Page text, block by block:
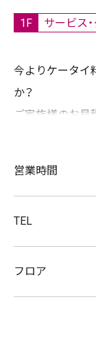
1F サービス
今よりケータイ
か？
ご家族様のお見
営業時間
TEL
フロア